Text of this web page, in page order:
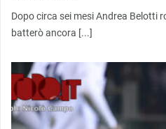
Dopo circa sei mesi Andrea Belotti
batterò ancora [...]